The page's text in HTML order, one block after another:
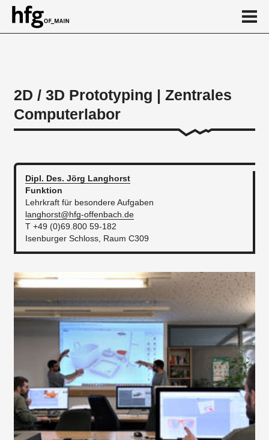
Über
2D / 3D Prototyping | Zentrales
Computerlabor
Dipl. Des. Jörg Langhorst
Funktion
Lehrkraft für besondere Aufgaben
langhorst@hfg-offenbach.de
T +49 (0)69.800 59-182
Isenburger Schloss, Raum C309